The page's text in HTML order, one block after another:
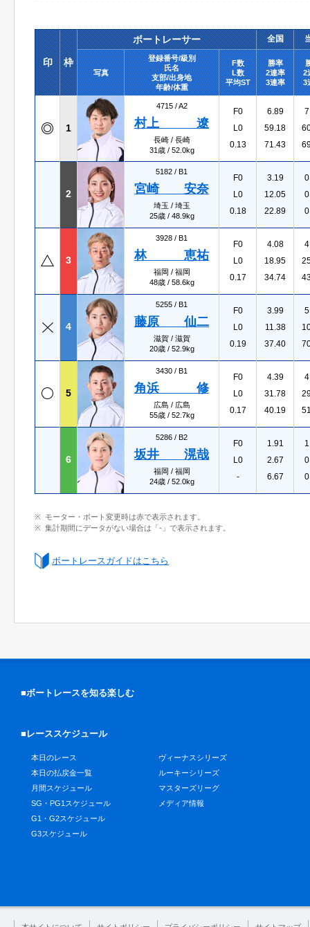
印 枠
ボートレーサー 全国
写真
登録番号/級別
氏名
支部/出身地
年齢/体重
F数
L数
平均ST
勝率
2連率
3連率
2
3
1
4715 /A2
村上 遼
長崎 / 長崎
31歳 / 52.0kg
F0
L0
0.13
6.89
59.18
71.43
2
5182 / B1
宮崎 安奈
埼玉 / 埼玉
25歳 / 48.9kg
F0
L0
0.18
3.19
12.05
22.89
3
3928 / B1
林 恵祐
福岡 / 福岡
48歳 / 58.6kg
F0
L0
0.17
4.08
18.95
34.74
4
5255 / B1
藤原 仙二
滋賀 / 滋賀
20歳 / 52.9kg
F0
L0
0.19
3.99
11.38
37.40
5
3430 / B1
角浜 修
広島 / 広島
55歳 / 52.7kg
F0
L0
0.17
4.39
31.78
40.19
6
5286 / B2
坂井 滉哉
福岡 / 福岡
24歳 / 52.0kg
F0
L0
-
1.91
2.67
6.67
モーター・ボート変更時は赤で表示されます。
集計期間にデータがない場合は「-」で表示されます。
ボートレースガイドはこちら
■ボートレースを知る楽しむ
■レーススケジュール
本日のレース
本日の払戻金一覧
月間スケジュール
SG・PG1スケジュール
G1・G2スケジュール
G3スケジュール
ヴィーナスシリーズ
ルーキーシリーズ
マスターズリーグ
メディア情報